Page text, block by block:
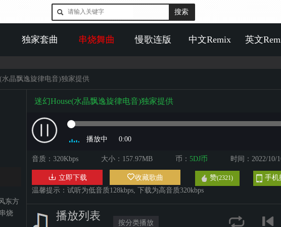
独家套曲 串烧舞曲 慢歌连版 中文Remix 英文
水晶飘逸旋律电音)独家提供
东方
烧
迷幻House(水晶飘逸旋律电音)独家提供
0:00
播放中
音质：320Kbps 大小：157.97MB 币： 5DJ币 时间：2022/10/
立即下载 收藏歌曲 赞(2321)
手机
温馨提示：试听为低音质128kbps, 下载为高音质320kbps
播放列表
按分类播放